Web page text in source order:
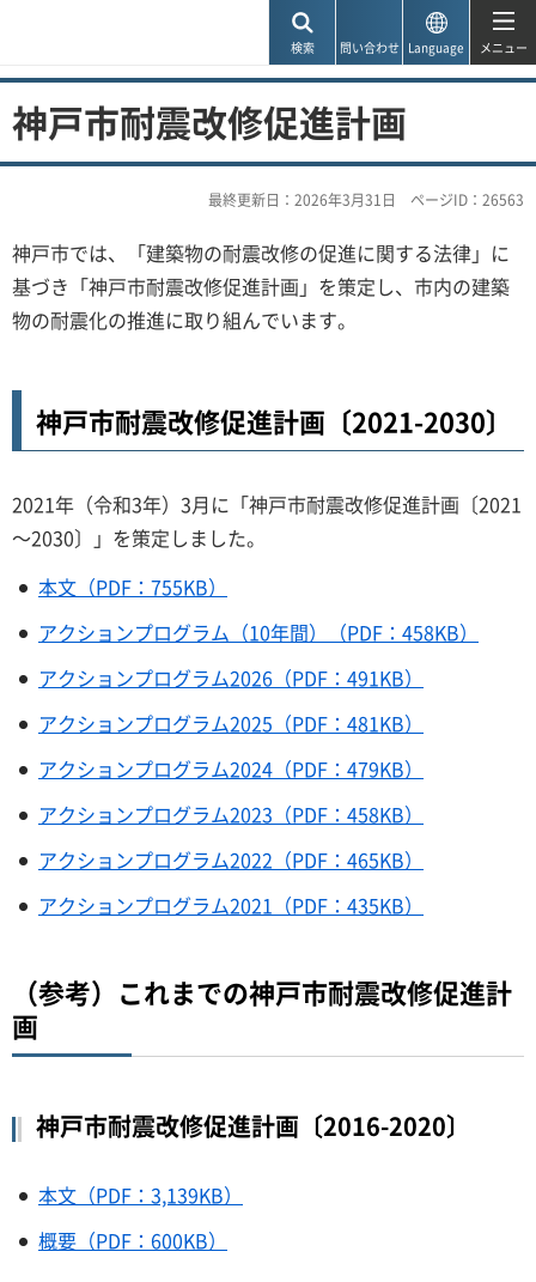
検索 問い合わせ Language メニュー
神戸市耐震改修促進計画
最終更新日：2026年3月31日 ページID：26563
神戸市では、「建築物の耐震改修の促進に関する法律」に
基づき「神戸市耐震改修促進計画」を策定し、市内の建築
物の耐震化の推進に取り組んでいます。
神戸市耐震改修促進計画〔2021-2030〕
2021年（令和3年）3月に「神戸市耐震改修促進計画〔2021
～2030〕」を策定しました。
本文（PDF：755KB）
アクションプログラム（10年間）（PDF：458KB）
アクションプログラム2026（PDF：491KB）
アクションプログラム2025（PDF：481KB）
アクションプログラム2024（PDF：479KB）
アクションプログラム2023（PDF：458KB）
アクションプログラム2022（PDF：465KB）
アクションプログラム2021（PDF：435KB）
（参考）これまでの神戸市耐震改修促進計
画
神戸市耐震改修促進計画〔2016-2020〕
本文（PDF：3,139KB）
概要（PDF：600KB）